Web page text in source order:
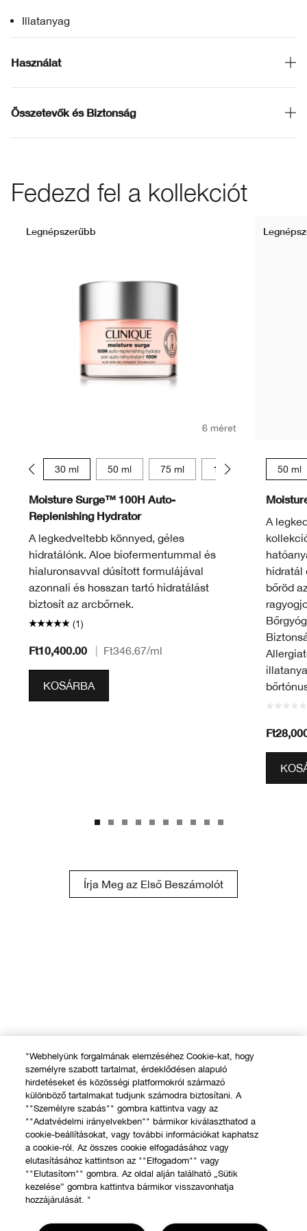
Illatanyag
Használat
Összetevők és Biztonság
Fedezd fel a kollekciót
Legnépszerűbb
6 méret
30 ml 50 ml 75 ml 125 ml 15 ml
Moisture Surge™ 100H Auto-
Replenishing Hydrator
A legkedveltebb könnyed, géles
hidratálónk. Aloe biofermentummal és
hialuronsavval dúsított formulájával
azonnali és hosszan tartó hidratálást
biztosít az arcbőrnek.
(1)
Ft10,400.00 Ft346.67/ml
KOSÁRBA
50 ml
A
hidratál
bőröd
Írja Meg az Első Beszámolót
"Webhelyünk forgalmának elemzéséhez Cookie-kat, hogy
személyre szabott tartalmat, érdeklődésen alapuló
hirdetéseket és közösségi platformokról származó
különböző tartalmakat tudjunk számodra biztosítani. A
""Személyre szabás"" gombra kattintva vagy az
""Adatvédelmi irányelvekben"" bármikor kiválaszthatod a
cookie-beállításokat, vagy további információkat kaphatsz
a cookie-ról. Az összes cookie elfogadásához vagy
elutasításához kattintson az ""Elfogadom"" vagy
""Elutasítom"" gombra. Az oldal alján található „Sütik
kezelése” gombra kattintva bármikor visszavonhatja
hozzájárulását. "